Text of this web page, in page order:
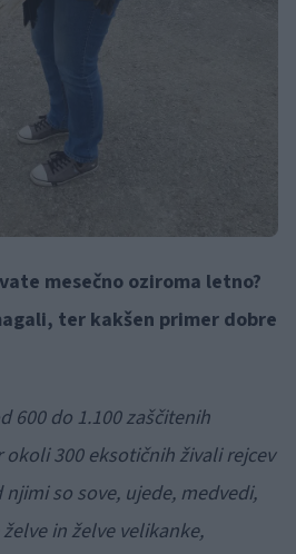
mesečno oziroma letno?
ter kakšen primer dobre
600 do 1.100 zaščitenih
300 eksotičnih živali rejcev
so sove, ujede, medvedi,
in želve velikanke,